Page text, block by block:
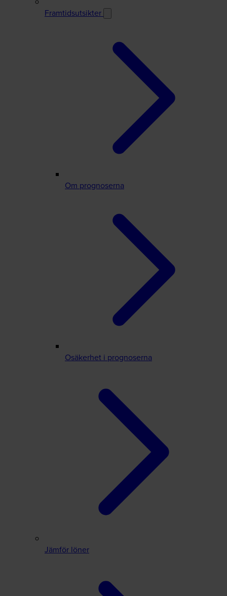
Framtidsutsikter
Om prognoserna
Osäkerhet i prognoserna
Jämför löner